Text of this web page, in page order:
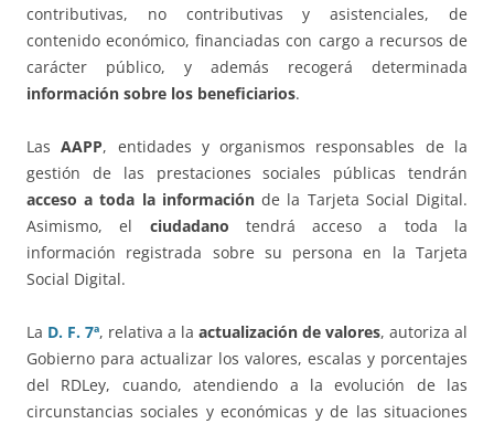
contributivas, no contributivas y asistenciales, de
contenido económico, financiadas con cargo a recursos de
carácter público, y además recogerá determinada
información sobre los beneficiarios.
LasAAPP, entidades y organismos responsables de la
gestión de las prestaciones sociales públicas tendrán
acceso a toda la informaciónde la Tarjeta Social Digital.
Asimismo, el ciudadano tendrá acceso a toda la
información registrada sobre su persona en la Tarjeta
Social Digital.
La D. F. 7ª, relativa a la actualización de valores, autoriza al
Gobierno para actualizar los valores, escalas y porcentajes
del RDLey, cuando, atendiendo a la evolución de las
circunstancias sociales y económicas y de las situaciones